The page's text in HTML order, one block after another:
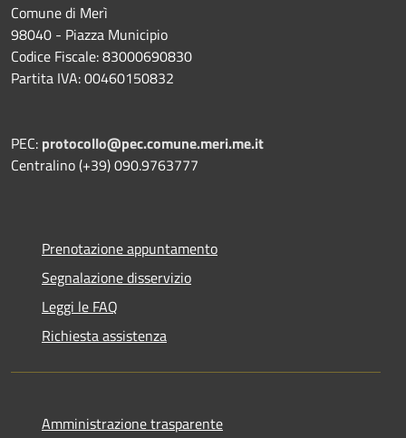
Comune di Merì
98040 - Piazza Municipio
Codice Fiscale: 83000690830
Partita IVA: 00460150832
PEC: protocollo@pec.comune.meri.me.it
Centralino (+39) 090.9763777
Prenotazione appuntamento
Segnalazione disservizio
Leggi le FAQ
Richiesta assistenza
Amministrazione trasparente